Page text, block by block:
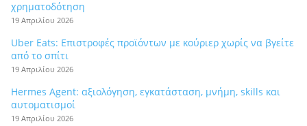
χρηματοδότηση
19 Απριλίου 2026
Uber Eats: Επιστροφές προϊόντων με κούριερ χωρίς να βγείτε
από το σπίτι
19 Απριλίου 2026
Hermes Agent: αξιολόγηση, εγκατάσταση, μνήμη, skills και
αυτοματισμοί
19 Απριλίου 2026